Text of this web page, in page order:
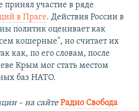
принял участие в ряде
в Праге. Действия России в
политик оценивает как
кошерные", но считает их
как, по его словам, после
Крым мог стать местом
баз НАТО.
– на сайте Радио Свобода